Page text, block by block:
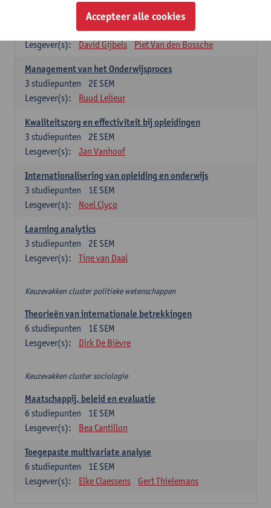
Leren op de werkplek
2E SEM
studiepunten
Lesgever(s):
David Gijbels Piet Van den Bossche
Management van het Onderwijsproces
2E SEM
3 studiepunten
Lesgever(s):
Ruud Lelieur
Kwaliteitszorg en effectiviteit bij opleidingen
2E SEM
3 studiepunten
Lesgever(s):
Jan Vanhoof
Internationalisering van opleiding en onderwijs
1E SEM
3 studiepunten
Lesgever(s):
Noel Clycq
Learning analytics
2E SEM
3 studiepunten
Lesgever(s):
Tine van Daal
Keuzevakken cluster politieke wetenschappen
Theorieën van internationale betrekkingen
1E SEM
6 studiepunten
Lesgever(s):
Dirk De Bièvre
Keuzevakken cluster sociologie
Maatschappij, beleid en evaluatie
1E SEM
6 studiepunten
Lesgever(s):
Bea Cantillon
Toegepaste multivariate analyse
1E SEM
6 studiepunten
Lesgever(s):
Elke Claessens Gert Thielemans
Accepteer alle cookies